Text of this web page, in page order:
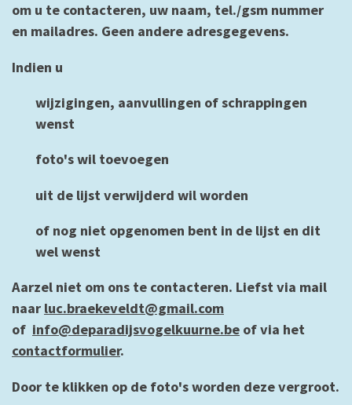
om u te contacteren, uw naam, tel./gsm nummer
en mailadres. Geen andere adresgegevens.
Indien u
wijzigingen, aanvullingen of schrappingen
wenst
foto's wil toevoegen
uit de lijst verwijderd wil worden
of nog niet opgenomen bent in de lijst en dit
wel wenst
Aarzel niet om ons te contacteren. Liefst via mail
naar luc.braekeveldt@gmail.com
of info@deparadijsvogelkuurne.be of via het
contactformulier.
Door te klikken op de foto's worden deze vergroot.